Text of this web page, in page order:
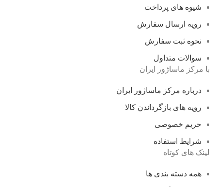
شیوه های پرداخت
رویه ارسال سفارش
نحوه ثبت سفارش
سوالات متداول
با مرکز ماساژور ایران
درباره مرکز ماساژور ایران
رویه های بازگرداندن کالا
حریم خصوصی
شرایط استفاده
لینک های کوتاه
همه دسته بندی ها